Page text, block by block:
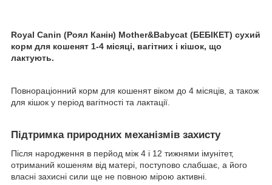
Royal Canin (Роял Канін) Mother&Babycat (БЕБІКЕТ) сухий
корм для кошенят 1-4 місяці, вагітних і кішок, що
лактують.
Повнораціонний корм для кошенят віком до 4 місяців, а також
для кішок у період вагітності та лактації.
Підтримка природних механізмів захисту
Після народження в перйод між 4 і 12 тижнями імунітет,
отриманий кошеням від матері, поступово слабшає, а його
власні захисні сили ще не повною мірою активні.